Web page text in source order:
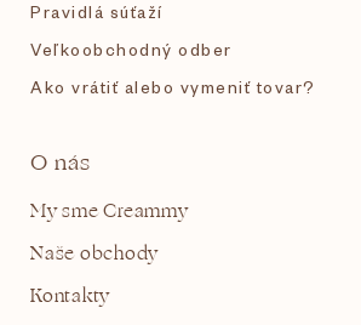
Pravidlá súťaží
Veľkoobchodný odber
Ako vrátiť alebo vymeniť tovar?
O nás
My sme Creammy
Naše obchody
Kontakty